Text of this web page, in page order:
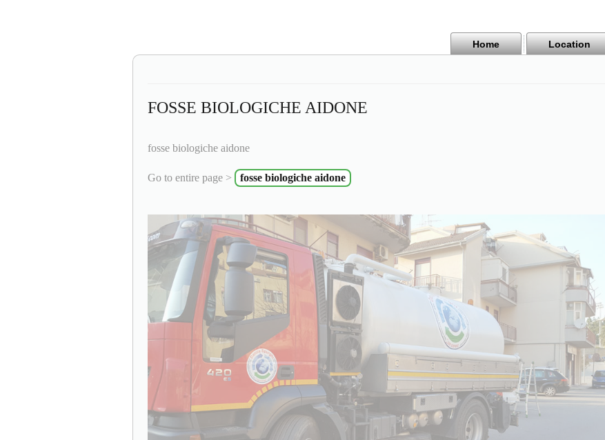
Home Location
FOSSE BIOLOGICHE AIDONE
fosse biologiche aidone
Go to entire page > fosse biologiche aidone